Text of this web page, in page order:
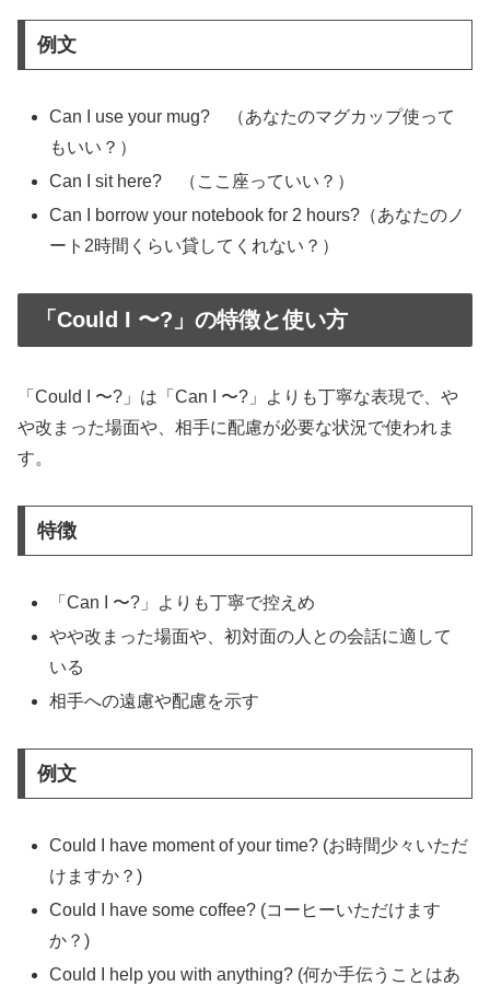
例文
Can I use your mug? （あなたのマグカップ使って
もいい？）
Can I sit here? （ここ座っていい？）
Can I borrow your notebook for 2 hours?（あなたのノ
ート2時間くらい貸してくれない？）
「Could I 〜?」の特徴と使い方
「Could I 〜?」は「Can I 〜?」よりも丁寧な表現で、や
や改まった場面や、相手に配慮が必要な状況で使われま
す。
特徴
「Can I 〜?」よりも丁寧で控えめ
やや改まった場面や、初対面の人との会話に適して
いる
相手への遠慮や配慮を示す
例文
Could I have moment of your time? (お時間少々いただ
けますか？)
Could I have some coffee? (コーヒーいただけます
か？)
Could I help you with anything? (何か手伝うことはあ